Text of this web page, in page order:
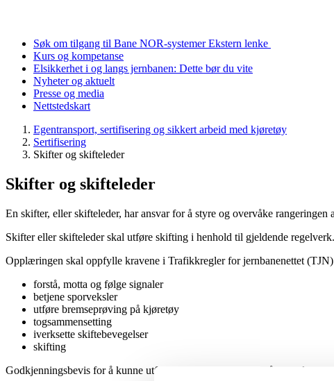
Søk om tilgang til Bane NOR-systemerEkstern lenke
Kurs og kompetanse
Elsikkerhet i og langs jernbanen: Dette bør du vite
Nyheter og aktuelt
Presse og media
Nettstedskart
Egentransport, sertifisering og sikkert arbeid med kjøretøy
Sertifisering
Skifter og skifteleder
Skifter og skifteleder
En skifter, eller skifteleder, har ansvar for å styre og overvåke rangeringen
Skifter eller skifteleder skal utføre skifting i henhold til gjeldende
Opplæringen skal oppfylle kravene i Trafikkregler for jernbanenettet
forstå, motta og følge signaler
betjene sporveksler
utføre bremseprøving på kjøretøy
togsammensetting
iverksette skiftebevegelser
skifting
Godkjenningsbevis for å kunne utføre funksjonen utstedes på grunnlag av: